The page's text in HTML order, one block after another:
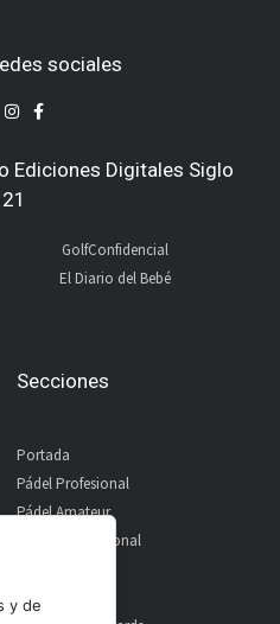
sociales
Ediciones Digitales Siglo
21
GolfConfidencial
El Diario del Bebé
Secciones
Portada
Pádel Profesional
Pádel Amateur
Pádel Internacional
Material
y de